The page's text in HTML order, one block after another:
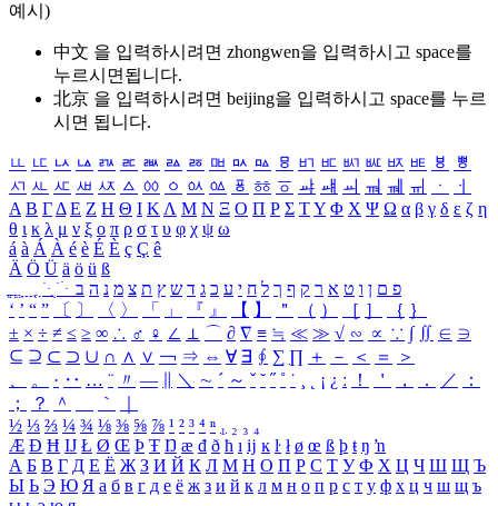
예시)
中文 을 입력하시려면 zhongwen을 입력하시고 space를
누르시면됩니다.
北京 을 입력하시려면 beijing을 입력하시고 space를 누르
시면 됩니다.
ㅥ ㅦ ㅧ ㅨ ㅩ ㅪ ㅫ ㅬ ㅭ ㅮ ㅯ ㅰ ㅱ ㅲ ㅳ ㅴ ㅵ ㅶ ㅷ ㅸ
ㅹ
ㅺ ㅻ ㅼ ㅽ ㅾ ㅿ ㆀ ㆁ ㆂ ㆃ ㆄ ㆅ ㆆ ㆇ ㆈ ㆉ ㆊ ㆋ ㆌ ㆍ
ㆎ
Α Β ΓΔ Ε Ζ Η Θ Ι ΚΛ Μ Ν Ξ Ο Π Ρ Σ ΤΥ Φ Χ Ψ Ω α β γ δ ε ζ η
θ ι κ λ μ ν ξ ο π ρ σ τ υ φ χ ψ ω
á à Á À é è É È ç Ç ê
Ä Ö Ü ä ö ü ß
ִֶֹ ֻּ ׁׂ פ ם ן ו ט א ר ק ף ך ל ח י ע כ ג ד ש ץ ת צ מ נ ה ב
‘ ’ “ ” 〔 〕 〈 〉 「 」 『 』 【 】 ＂ （ ） ［ ］ ｛ ｝
± × ÷ ≠ ≤ ≥ ∞ ∴ ♂ ♀ ∠ ⊥ ⌒ ∂ ∇ ≡ ≒ ≪ ≫ √ ∽ ∝ ∵ ∫ ∬ ∈ ∋
⊆ ⊇ ⊂ ⊃ ∪ ∩ ∧ ∨ ￢ ⇒ ⇔ ∀ ∃ ∮ ∑ ∏ ＋ － ＜ ＝
＞
、
。 · ‥ … ¨ 〃 ― ＼ ∼ ´ ～ ˇ ˘ ˝ ˚ ˙ ¸ ¡ ¿ ː ！ ＇ ， ． ／
：
；
？ ＾ ｀
½ ⅓ ⅔ ¼ ¾ ⅛ ⅜ ⅝ ⅞ ¹ ² ³ ⁴ ⁿ ₁ ₂ ₃ ₄
Æ Ð Ħ Ĳ Ł Ø Œ Þ Ŧ Ŋ æ đ ð ħ ı ĳ ĸ ŀ ł ø œ ß þ ŧ ŋ ŉ
А Б В Г Д Е Ё Ж З И Й К Л М Н О П Р С Т У Ф Х Ц Ч Ш Щ Ъ
Ы Ь Э Ю Я а б в г д е ё ж з и й к л м н о п р с т у ф х ц ч ш щ ъ